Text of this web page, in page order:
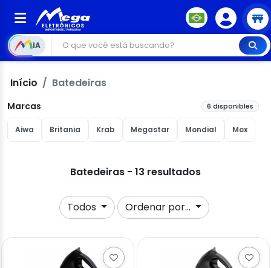
IA
Início Batedeiras
Marcas 6 disponibles
Aiwa Britania Krab Megastar Mondial Mox
Batedeiras - 13 resultados
Todos Ordenar por...